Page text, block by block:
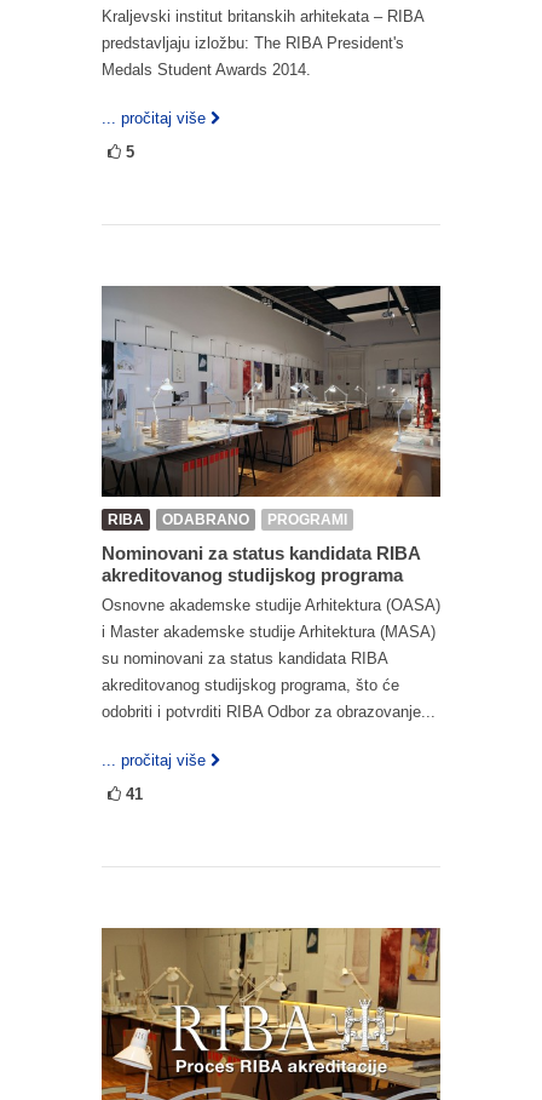
Kraljevski institut britanskih arhitekata – RIBA
predstavljaju izložbu: The RIBA President's
Medals Student Awards 2014.
... pročitaj više
5
RIBA ODABRANO PROGRAMI
Nominovani za status kandidata RIBA
akreditovanog studijskog programa
Osnovne akademske studije Arhitektura (OASA)
i Master akademske studije Arhitektura (MASA)
su nominovani za status kandidata RIBA
akreditovanog studijskog programa, što će
odobriti i potvrditi RIBA Odbor za obrazovanje...
... pročitaj više
41